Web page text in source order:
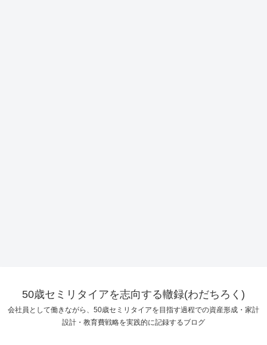
50歳セミリタイアを志向する轍録(わだちろく)
会社員として働きながら、50歳セミリタイアを目指す過程での資産形成・家計
設計・教育費戦略を実践的に記録するブログ